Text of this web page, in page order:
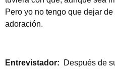
Pero yo no tengo que dejar
adoración.
Entrevistador: Después de